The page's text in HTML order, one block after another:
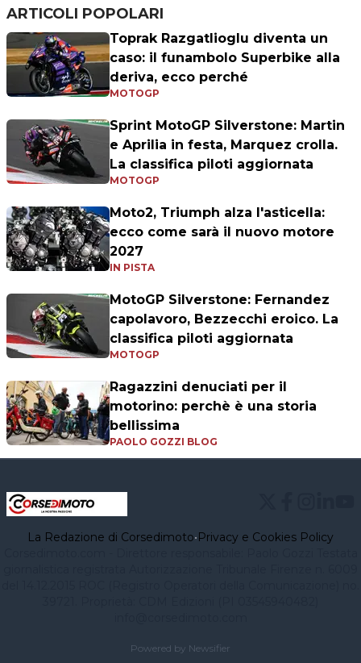
ARTICOLI POPOLARI
Toprak Razgatlioglu diventa un
caso: il funambolo Superbike alla
deriva, ecco perché
MOTOGP
Sprint MotoGP Silverstone: Martin
e Aprilia in festa, Marquez crolla.
La classifica piloti aggiornata
MOTOGP
Moto2, Triumph alza l'asticella:
ecco come sarà il nuovo motore
2027
IN PISTA
MotoGP Silverstone: Fernandez
capolavoro, Bezzecchi eroico. La
classifica piloti aggiornata
MOTOGP
Ragazzini denuciati per il
motorino: perchè è una storia
bellissima
PAOLO GOZZI BLOG
La Redazione di Corsedimoto•Privacy e Cookies Policy
Powered by Newsifier